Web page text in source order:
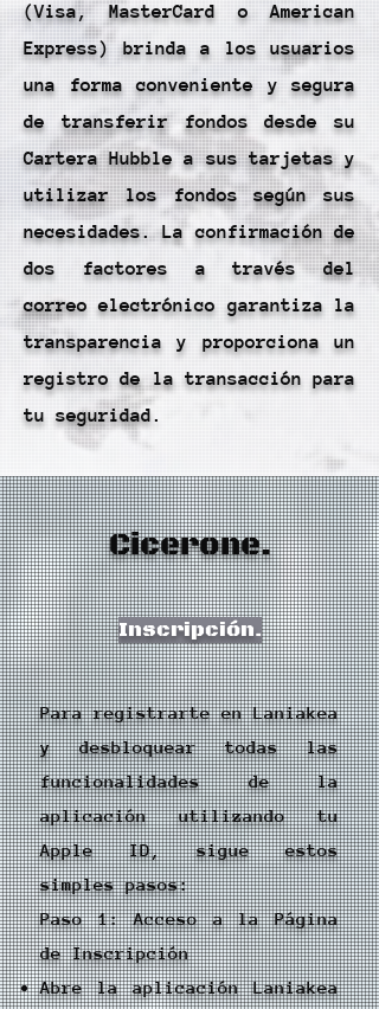
(Visa, MasterCard o American
Express) brinda a los usuarios
una forma conveniente y segura
de transferir fondos desde su
Cartera Hubble a sus tarjetas y
utilizar los fondos según sus
necesidades. La confirmación de
dos factores a través del
correo electrónico garantiza la
transparencia y proporciona un
registro de la transacción para
tu seguridad.
Cicerone.
Inscripción.
Para registrarte en Laniakea
y desbloquear todas las
funcionalidades de la
aplicación utilizando tu
Apple ID, sigue estos
simples pasos:
Paso 1: Acceso a la Página
de Inscripción
Abre la aplicación Laniakea